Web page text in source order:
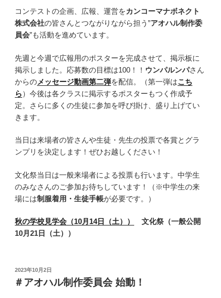
コンテストの企画、広報、運営をカンコーマナボネクト
株式会社の皆さんとつながりながら担う”アオハル制作委
員会”も活動を進めています。
先週と今週で広報用のポスターを完成させて、掲示板に
掲示しました。応募数の目標は100！！ ウンパルンパさん
からのメッセージ動画第二弾を配信。（第一弾はこち
ら）今後は各クラスに掲示するポスターもつく作成予
定。さらに多くの生徒に参加を呼び掛け、盛り上げてい
きます。
当日は来場者の皆さんや生徒・先生の投票で各賞とグラ
ンプリを決定します！ぜひお越しください！
文化祭当日は一般来場者による投票も行います。中学生
のみなさんのご参加お待ちしています！（※中学生の来
場には制服着用・生徒手帳が必要です。）
秋の学校見学会（10月14日（土））
文化祭（一般公開
10月21日（土））
投
稿
日:
2023年10月2日
＃アオハル制作委員会 始動！